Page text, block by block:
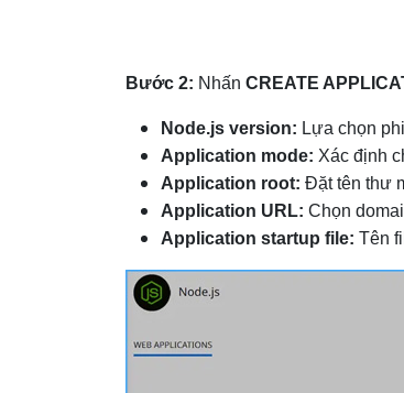
Bước 2: Nhấn CREATE
Node.js version: Lựa chọn
Application mode: Xác định
Application root: Đặt tên thư
Application URL: Chọn
Application startup file: Tên